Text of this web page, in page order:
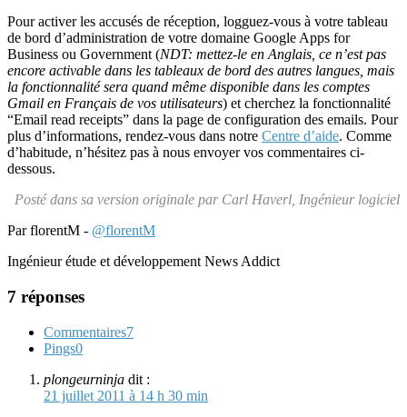
Pour activer les accusés de réception, logguez-vous à votre tableau
de bord d’administration de votre domaine Google Apps for
Business ou Government (NDT: mettez-le en Anglais, ce n’est pas
encore activable dans les tableaux de bord des autres langues, mais
la fonctionnalité sera quand même disponible dans les comptes
Gmail en Français de vos utilisateurs) et cherchez la fonctionnalité
“Email read receipts” dans la page de configuration des emails. Pour
plus d’informations, rendez-vous dans notre Centre d’aide. Comme
d’habitude, n’hésitez pas à nous envoyer vos commentaires ci-
dessous.
Posté dans sa version originale par Carl Haverl, Ingénieur logiciel
Par florentM - @florentM
Ingénieur étude et développement News Addict
7 réponses
Commentaires7
Pings0
plongeurninja dit :
21 juillet 2011 à 14 h 30 min